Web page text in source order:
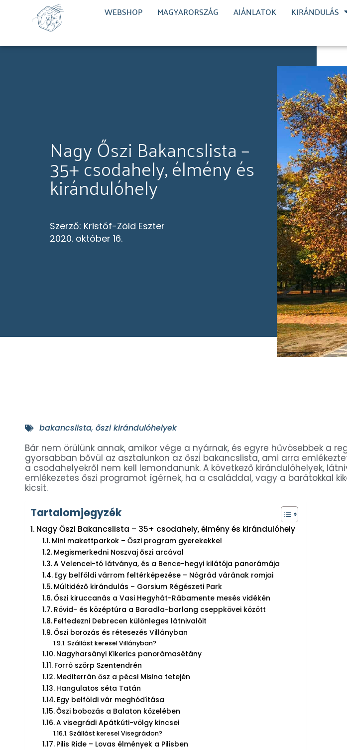
WEBSHOP MAGYARORSZÁG AJÁNLATOK KIRÁNDULÁS
Nagy Őszi Bakancslista –
35+ csodahely, élmény és
kirándulóhely
Szerző: Kristóf-Zöld Eszter
2020. október 16.
bakancslista, őszi kirándulóhelyek
Bár nem örülünk annak, amikor vége a nyárnak, és egyre hűvösebbek a
gyorsabban bővül az asztalunkon az őszi bakancslista, ami arra
a csodahelyekről nem kell lemondanunk. A következő kirándulóhelyek,
emlékezetes őszi programot ígérnek, ha a családdal, vagy a barátokkal
kicsit.
Tartalomjegyzék
Nagy Őszi Bakancslista – 35+ csodahely, élmény és kirándulóhely
Mini makettparkok – Őszi program gyerekekkel
Megismerkedni Noszvaj őszi arcával
A Velencei-tó látványa, és a Bence-hegyi kilátója panorámája
Egy belföldi várrom feltérképezése – Nógrád várának romjai
Múltidéző kirándulás – Gorsium Régészeti Park
Őszi kiruccanás a Vasi Hegyhát-Rábamente mesés vidékén
Rövid- és középtúra a Baradla-barlang cseppkövei között
Felfedezni Debrecen különleges látnivalóit
Őszi borozás és rétesezés Villányban
Szállást keresel Villányban?
Nagyharsányi Kikerics panorámasétány
Forró szörp Szentendrén
Mediterrán ősz a pécsi Misina tetején
Hangulatos séta Tatán
Egy belföldi vár meghódítása
Őszi bobozás a Balaton közelében
A visegrádi Apátkúti-völgy kincsei
Szállást keresel Visegrádon?
Pilis Ride – Lovas élmények a Pilisben